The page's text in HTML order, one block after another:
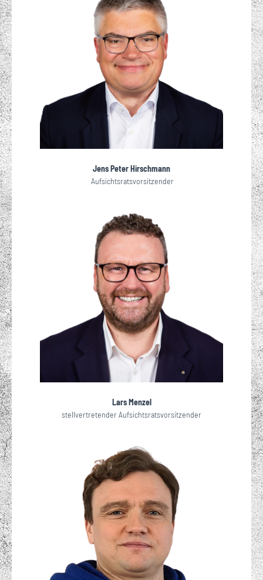
Jens Peter Hirschmann
Aufsichtsratsvorsitzender
Lars Menzel
stellvertretender Aufsichtsratsvorsitzender